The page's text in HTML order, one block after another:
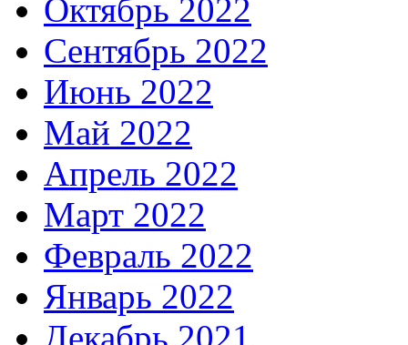
Октябрь 2022
Сентябрь 2022
Июнь 2022
Май 2022
Апрель 2022
Март 2022
Февраль 2022
Январь 2022
Декабрь 2021